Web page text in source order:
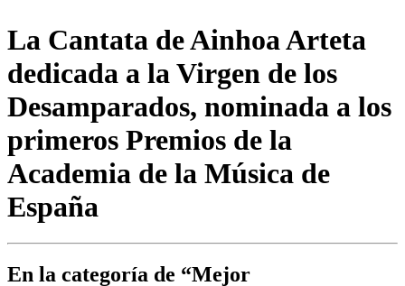
La Cantata de Ainhoa Arteta
dedicada a la Virgen de los
Desamparados, nominada a los
primeros Premios de la
Academia de la Música de
España
En la categoría de “Mejor